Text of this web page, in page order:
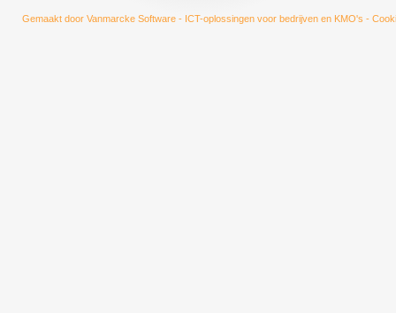
Gemaakt door Vanmarcke Software - ICT-oplossingen voor bedrijven en KMO's -